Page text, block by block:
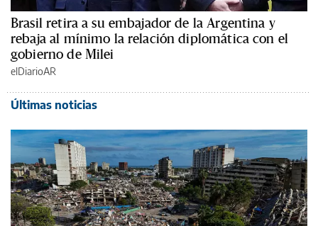
Brasil retira a su embajador de la Argentina y
rebaja al mínimo la relación diplomática con el
gobierno de Milei
elDiarioAR
Últimas noticias